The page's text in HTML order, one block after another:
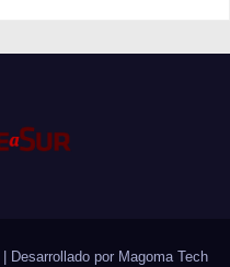
| Desarrollado por Magoma Tech